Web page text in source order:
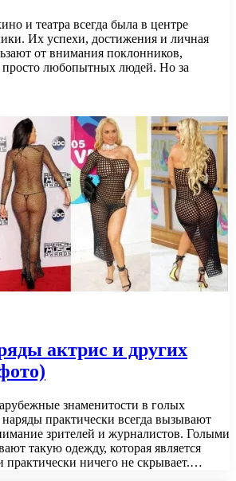
и театра всегда была в центре
Их успехи, достижения и личная
от внимания поклонников,
просто любопытных людей. Но за
актрис и других
знаменитости в голых
практически всегда вызывают
зрителей и журналистов. Голыми
такую одежду, которая является
практически ничего не скрывает.…